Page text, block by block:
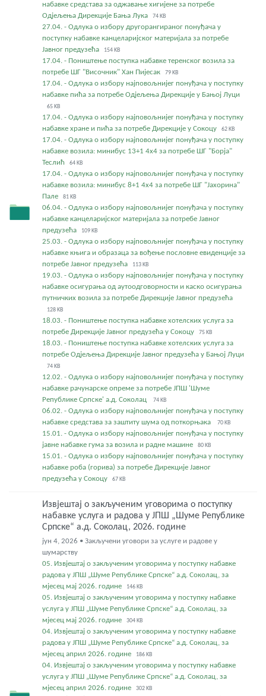
набавке средстава за оджавање хигијене за потребе
Одјељења Дирекције Бања Лука
74 KB
27.04. - Одлука о избору другорангираног понуђача у
поступку набавке канцеларијског материјала за потребе
Јавног предузећа
154 KB
17.04. - Поништење поступка набавке теренског возила за
потребе ШГ "Височник" Хан Пијесак
79 KB
17.04. - Одлука о избору најповољнијег понуђача у поступку
набавке пића за потребе Одјељења Дирекције у Бањој Луци
65 KB
17.04. - Одлука о избору најповољнијег понуђача у поступку
набавке хране и пића за потребе Дирекције у Сокоцу
62 KB
17.04. - Одлука о избору најповољнијег понуђача у поступку
набавке возила: минибус 13+1 4x4 за потребе ШГ "Борја"
Теслић
64 KB
17.04. - Одлука о избору најповољнијег понуђача у поступку
набавке возила: минибус 8+1 4x4 за потребе ШГ "Јахорина"
Пале
81 KB
06.04. - Одлука о избору најповољнијег понуђача у поступку
набавке канцеларијског материјала за потребе Јавног
предузећа
109 KB
25.03. - Одлука о избору најповољнијег понуђача у поступку
набавке књига и образаца за вођење пословне евиденције за
потребе Јавног предузећа
113 KB
19.03. - Одлука о избору најповољнијег понуђача у поступку
набавке осигурања од аутоодговорности и каско осигурања
путничких возила за потребе Дирекције Јавног предузећа
128 KB
18.03. - Поништење поступка набавке хотелских услуга за
потребе Дирекције Јавног предузећа у Сокоцу
75 KB
18.03. - Поништење поступка набавке хотелских услуга за
потребе Одјељења Дирекције Јавног предузећа у Бањој Луци
74 KB
12.02. - Одлука о избору најповољнијег понуђача у поступку
набавке рачунарске опреме за потребе ЈПШ 'Шуме
Републике Српске' а.д. Соколац
74 KB
06.02. - Одлука о избору најповољнијег понуђача у поступку
набавке средстава за заштиту шума од поткорњака
70 KB
15.01. - Одлука о избору најповољнијег понуђача у поступку
јавне набавке гума за возила и радне машине
80 KB
15.01. - Одлука о избору најповољнијег понуђача у поступку
набавке роба (горива) за потребе Дирекције Јавног
предузећа у Сокоцу
67 KB
Извјештај о закљученим уговорима о поступку
набавке услуга и радова у ЈПШ „Шуме Републике
Српске“ а.д. Соколац, 2026. године
јун 4, 2026 • Закључени уговори за услуге и радове у
шумарству
05. Извјештај о закљученим уговорима у поступку набавке
радова у ЈПШ „Шуме Републике Српске“ а.д. Соколац, за
мјесец мај 2026. године
146 KB
05. Извјештај о закљученим уговорима у поступку набавке
услуга у ЈПШ „Шуме Републике Српске“ а.д. Соколац, за
мјесец мај 2026. године
304 KB
04. Извјештај о закљученим уговорима у поступку набавке
радова у ЈПШ „Шуме Републике Српске“ а.д. Соколац, за
мјесец април 2026. године
186 KB
04. Извјештај о закљученим уговорима у поступку набавке
услуга у ЈПШ „Шуме Републике Српске“ а.д. Соколац, за
мјесец април 2026. године
302 KB